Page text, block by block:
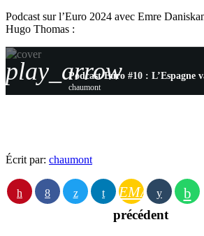
Podcast sur l’Euro 2024 avec Emre
Hugo Thomas :
play_arrow
chaumont
Écrit par: chaumont
EMAIL
précédent